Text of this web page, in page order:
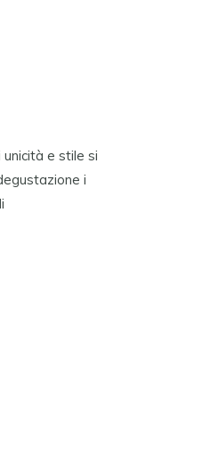
e stile si
i